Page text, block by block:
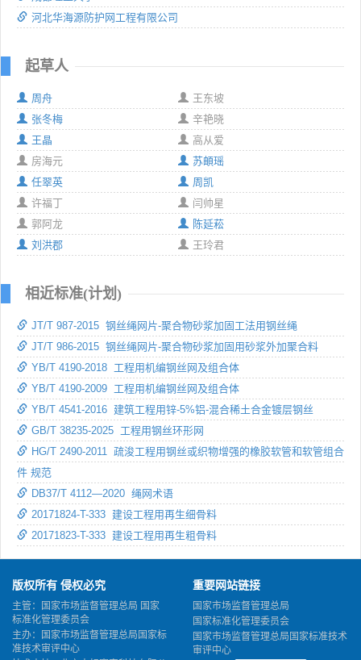
河北华海源防护网工程有限公司
起草人
周舟
王东坡
张冬梅
辛艳晓
王晶
高从爱
房海元
苏頔瑶
任翠英
周凯
许福丁
闫帅星
郭阿龙
陈延菘
刘洪郡
王玲君
相近标准(计划)
JT/T 987-2015 钢丝绳网片-聚合物砂浆加固工法用钢丝绳
JT/T 986-2015 钢丝绳网片-聚合物砂浆加固用砂浆外加聚合料
YB/T 4190-2018 工程用机编钢丝网及组合体
YB/T 4190-2009 工程用机编钢丝网及组合体
YB/T 4541-2016 建筑工程用锌-5%铝-混合稀土合金镀层钢丝
GB/T 38235-2025 工程用钢丝环形网
HG/T 2490-2011 疏浚工程用钢丝或织物增强的橡胶软管和软管组合
件 规范
DB37/T 4112—2020 绳网术语
20171824-T-333 建设工程用再生细骨料
20171823-T-333 建设工程用再生粗骨料
版权所有 侵权必究
主管：国家市场监督管理总局 国家
标准化管理委员会
主办：国家市场监督管理总局国家标
准技术审评中心
重要网站链接
国家市场监督管理总局
国家标准化管理委员会
国家市场监督管理总局国家标准技术
审评中心